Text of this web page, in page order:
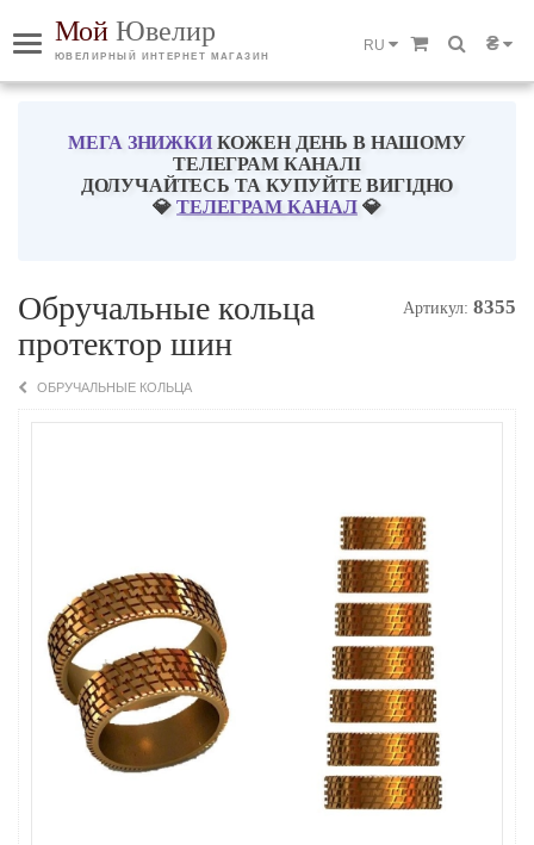
Мой Ювелир
ЮВЕЛИРНЫЙ ИНТЕРНЕТ МАГАЗИН
₴
RU
МЕГА ЗНИЖКИКОЖЕН ДЕНЬ В НАШОМУ
ТЕЛЕГРАМ КАНАЛІ
ДОЛУЧАЙТЕСЬ ТА КУПУЙТЕ ВИГІДНО
💎ТЕЛЕГРАМ КАНАЛ 💎
Обручальные кольца
протектор шин
Артикул: 8355
ОБРУЧАЛЬНЫЕ КОЛЬЦА